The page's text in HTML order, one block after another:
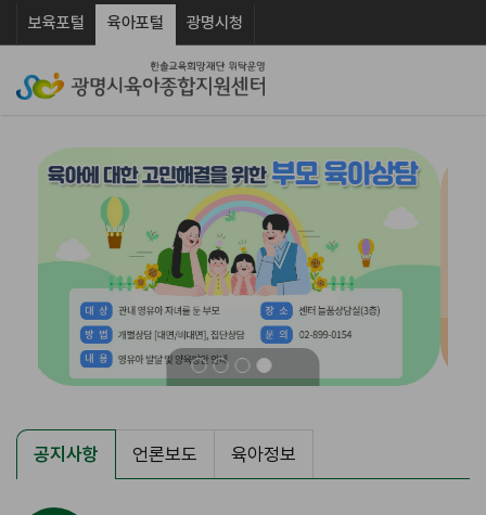
보육포털 육아포털 광명시청
공지사항 언론보도 육아정보